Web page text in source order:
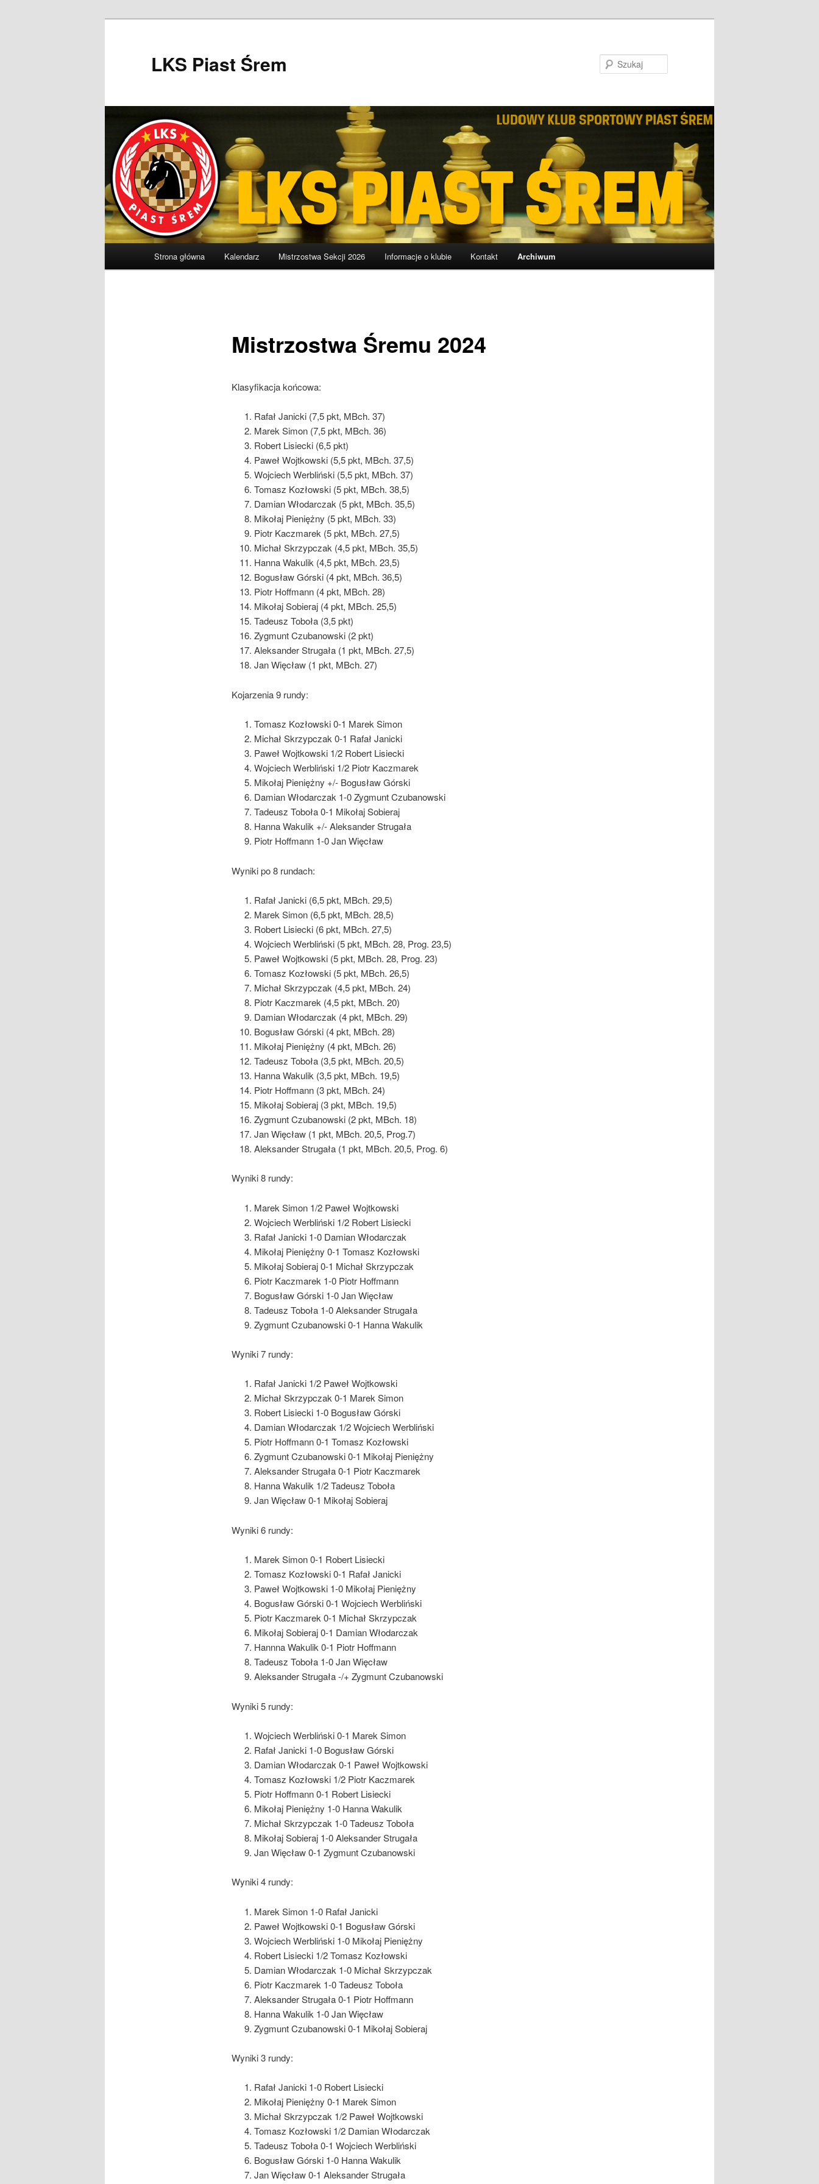
LKS Piast Śrem
Strona główna Kalendarz Mistrzostwa Sekcji 2026 Informacje o klubie Kontakt Archiwum
Mistrzostwa Śremu 2024
Klasyfikacja końcowa:
Rafał Janicki (7,5 pkt, MBch. 37)
Marek Simon (7,5 pkt, MBch. 36)
Robert Lisiecki (6,5 pkt)
Paweł Wojtkowski (5,5 pkt, MBch. 37,5)
Wojciech Werbliński (5,5 pkt, MBch. 37)
Tomasz Kozłowski (5 pkt, MBch. 38,5)
Damian Włodarczak (5 pkt, MBch. 35,5)
Mikołaj Pieniężny (5 pkt, MBch. 33)
Piotr Kaczmarek (5 pkt, MBch. 27,5)
Michał Skrzypczak (4,5 pkt, MBch. 35,5)
Hanna Wakulik (4,5 pkt, MBch. 23,5)
Bogusław Górski (4 pkt, MBch. 36,5)
Piotr Hoffmann (4 pkt, MBch. 28)
Mikołaj Sobieraj (4 pkt, MBch. 25,5)
Tadeusz Toboła (3,5 pkt)
Zygmunt Czubanowski (2 pkt)
Aleksander Strugała (1 pkt, MBch. 27,5)
Jan Więcław (1 pkt, MBch. 27)
Kojarzenia 9 rundy:
Tomasz Kozłowski 0-1 Marek Simon
Michał Skrzypczak 0-1 Rafał Janicki
Paweł Wojtkowski 1/2 Robert Lisiecki
Wojciech Werbliński 1/2 Piotr Kaczmarek
Mikołaj Pieniężny +/- Bogusław Górski
Damian Włodarczak 1-0 Zygmunt Czubanowski
Tadeusz Toboła 0-1 Mikołaj Sobieraj
Hanna Wakulik +/- Aleksander Strugała
Piotr Hoffmann 1-0 Jan Więcław
Wyniki po 8 rundach:
Rafał Janicki (6,5 pkt, MBch. 29,5)
Marek Simon (6,5 pkt, MBch. 28,5)
Robert Lisiecki (6 pkt, MBch. 27,5)
Wojciech Werbliński (5 pkt, MBch. 28, Prog. 23,5)
Paweł Wojtkowski (5 pkt, MBch. 28, Prog. 23)
Tomasz Kozłowski (5 pkt, MBch. 26,5)
Michał Skrzypczak (4,5 pkt, MBch. 24)
Piotr Kaczmarek (4,5 pkt, MBch. 20)
Damian Włodarczak (4 pkt, MBch. 29)
Bogusław Górski (4 pkt, MBch. 28)
Mikołaj Pieniężny (4 pkt, MBch. 26)
Tadeusz Toboła (3,5 pkt, MBch. 20,5)
Hanna Wakulik (3,5 pkt, MBch. 19,5)
Piotr Hoffmann (3 pkt, MBch. 24)
Mikołaj Sobieraj (3 pkt, MBch. 19,5)
Zygmunt Czubanowski (2 pkt, MBch. 18)
Jan Więcław (1 pkt, MBch. 20,5, Prog.7)
Aleksander Strugała (1 pkt, MBch. 20,5, Prog. 6)
Wyniki 8 rundy:
Marek Simon 1/2 Paweł Wojtkowski
Wojciech Werbliński 1/2 Robert Lisiecki
Rafał Janicki 1-0 Damian Włodarczak
Mikołaj Pieniężny 0-1 Tomasz Kozłowski
Mikołaj Sobieraj 0-1 Michał Skrzypczak
Piotr Kaczmarek 1-0 Piotr Hoffmann
Bogusław Górski 1-0 Jan Więcław
Tadeusz Toboła 1-0 Aleksander Strugała
Zygmunt Czubanowski 0-1 Hanna Wakulik
Wyniki 7 rundy:
Rafał Janicki 1/2 Paweł Wojtkowski
Michał Skrzypczak 0-1 Marek Simon
Robert Lisiecki 1-0 Bogusław Górski
Damian Włodarczak 1/2 Wojciech Werbliński
Piotr Hoffmann 0-1 Tomasz Kozłowski
Zygmunt Czubanowski 0-1 Mikołaj Pieniężny
Aleksander Strugała 0-1 Piotr Kaczmarek
Hanna Wakulik 1/2 Tadeusz Toboła
Jan Więcław 0-1 Mikołaj Sobieraj
Wyniki 6 rundy:
Marek Simon 0-1 Robert Lisiecki
Tomasz Kozłowski 0-1 Rafał Janicki
Paweł Wojtkowski 1-0 Mikołaj Pieniężny
Bogusław Górski 0-1 Wojciech Werbliński
Piotr Kaczmarek 0-1 Michał Skrzypczak
Mikołaj Sobieraj 0-1 Damian Włodarczak
Hannna Wakulik 0-1 Piotr Hoffmann
Tadeusz Toboła 1-0 Jan Więcław
Aleksander Strugała -/+ Zygmunt Czubanowski
Wyniki 5 rundy:
Wojciech Werbliński 0-1 Marek Simon
Rafał Janicki 1-0 Bogusław Górski
Damian Włodarczak 0-1 Paweł Wojtkowski
Tomasz Kozłowski 1/2 Piotr Kaczmarek
Piotr Hoffmann 0-1 Robert Lisiecki
Mikołaj Pieniężny 1-0 Hanna Wakulik
Michał Skrzypczak 1-0 Tadeusz Toboła
Mikołaj Sobieraj 1-0 Aleksander Strugała
Jan Więcław 0-1 Zygmunt Czubanowski
Wyniki 4 rundy:
Marek Simon 1-0 Rafał Janicki
Paweł Wojtkowski 0-1 Bogusław Górski
Wojciech Werbliński 1-0 Mikołaj Pieniężny
Robert Lisiecki 1/2 Tomasz Kozłowski
Damian Włodarczak 1-0 Michał Skrzypczak
Piotr Kaczmarek 1-0 Tadeusz Toboła
Aleksander Strugała 0-1 Piotr Hoffmann
Hanna Wakulik 1-0 Jan Więcław
Zygmunt Czubanowski 0-1 Mikołaj Sobieraj
Wyniki 3 rundy:
Rafał Janicki 1-0 Robert Lisiecki
Mikołaj Pieniężny 0-1 Marek Simon
Michał Skrzypczak 1/2 Paweł Wojtkowski
Tomasz Kozłowski 1/2 Damian Włodarczak
Tadeusz Toboła 0-1 Wojciech Werbliński
Bogusław Górski 1-0 Hanna Wakulik
Jan Więcław 0-1 Aleksander Strugała